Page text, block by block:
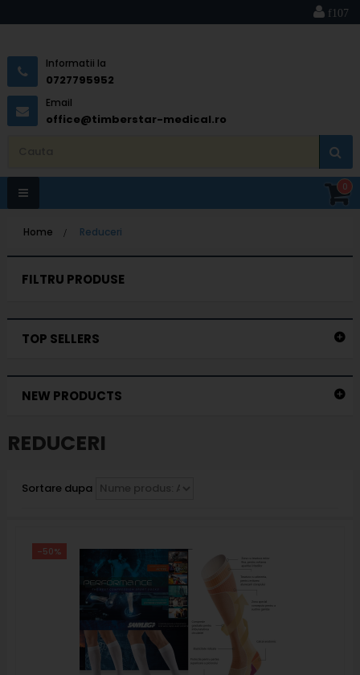
Informatii la
0727795952
Email
office@timberstar-medical.ro
navigation
0
Home > Reduceri
FILTRU PRODUSE
TOP SELLERS
NEW PRODUCTS
REDUCERI
Sortare dupa
-50%